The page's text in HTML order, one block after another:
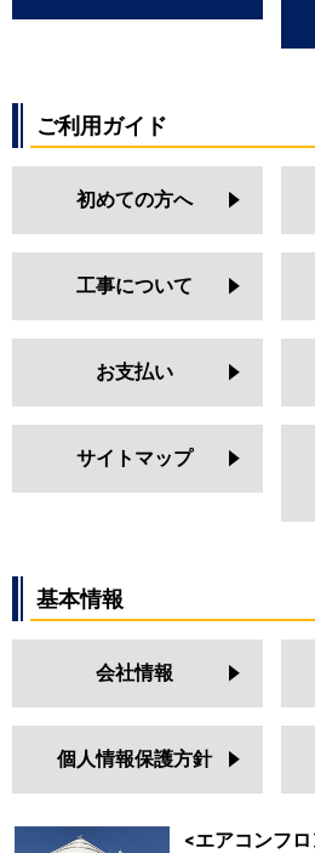
ご利用ガイド
初めての方へ
工事について
お支払い
サイトマップ
基本情報
会社情報
個人情報保護方針
<エアコンフ